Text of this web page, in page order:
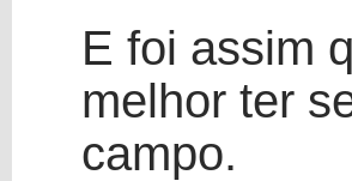
E foi assim
melhor ter
campo.